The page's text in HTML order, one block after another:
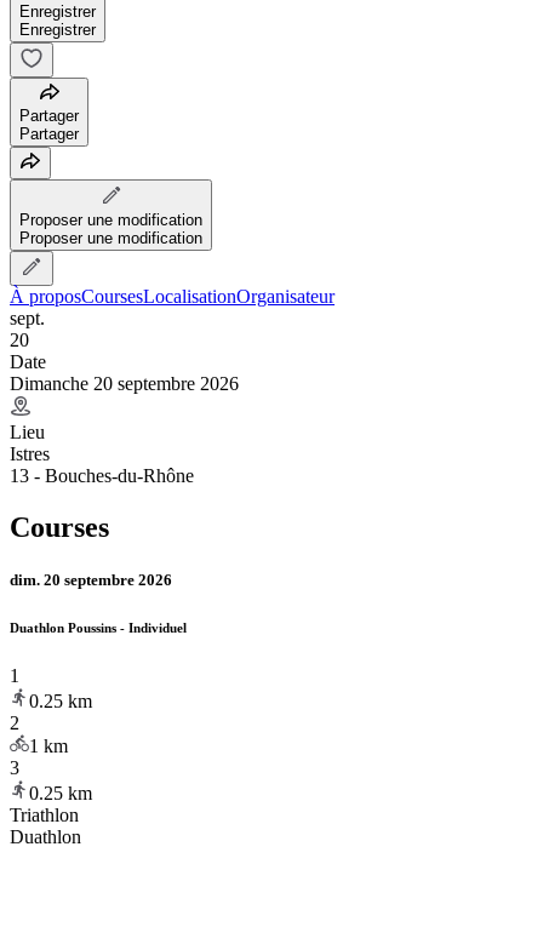
Enregistrer
Enregistrer
Partager
Partager
Proposer une modification
Proposer une modification
À proposCoursesLocalisationOrganisateur
sept.
20
Date
Dimanche 20 septembre 2026
Lieu
Istres
13 - Bouches-du-Rhône
Courses
dim. 20 septembre 2026
Duathlon Poussins - Individuel
1
0.25 km
2
1 km
3
0.25 km
Triathlon
Duathlon